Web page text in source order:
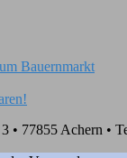
Bauernmarkt
• 77855 Achern •